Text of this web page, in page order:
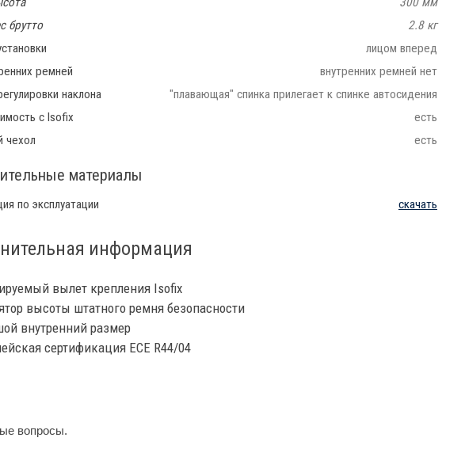
брутто
2.8 кг
лицом вперед
ремней
внутренних ремней нет
наклона
"плавающая" спинка прилегает к спинке автосидения
с Isofix
есть
чехол
есть
материалы
по эксплуатации скачать
информация
вылет крепления Isofix
высоты штатного ремня безопасности
внутренний размер
сертификация ECE R44/04
вопросы.